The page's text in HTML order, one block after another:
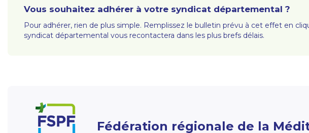
Vous souhaitez adhérer à votre syndicat départemental ?
Pour adhérer, rien de plus simple. Remplissez le bulletin prévu à cet effet en
syndicat départemental vous recontactera dans les plus brefs délais.
Fédération régionale de la